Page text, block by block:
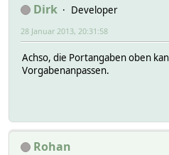
Dirk
Developer
28 Januar 2013, 20:31:58
Achso, die Portangaben oben
Vorgabenanpassen.
Rohan